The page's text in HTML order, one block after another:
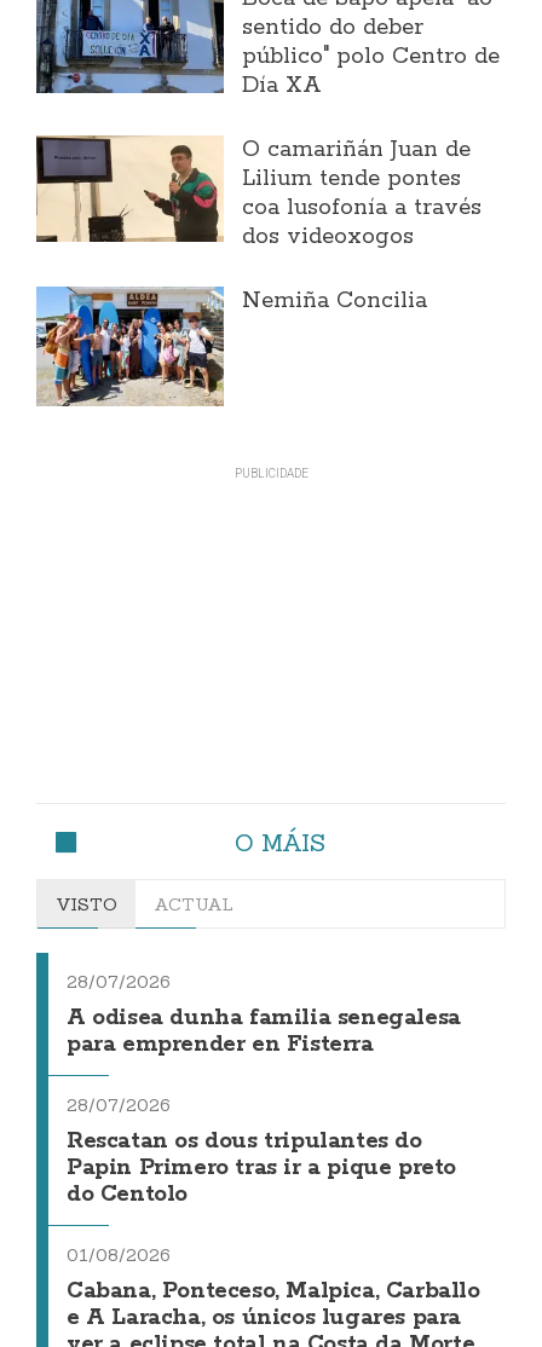
sentido do deber
público" polo Centro de
Día XA
O camariñán Juan de
Lilium tende pontes
coa lusofonía a través
dos videoxogos
Nemiña Concilia
O MÁIS
VISTO ACTUAL
28/07/2026
A odisea dunha familia senegalesa
para emprender en Fisterra
28/07/2026
Rescatan os dous tripulantes do
Papin Primero tras ir a pique preto
do Centolo
01/08/2026
Cabana, Ponteceso, Malpica, Carballo
e A Laracha, os únicos lugares para